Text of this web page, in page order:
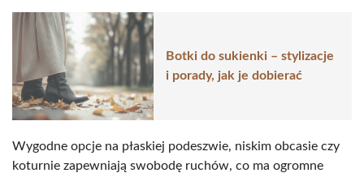
Botki do sukienki – stylizacje
i porady, jak je dobierać
Wygodne opcje na płaskiej podeszwie, niskim obcasie czy
koturnie zapewniają swobodę ruchów, co ma ogromne